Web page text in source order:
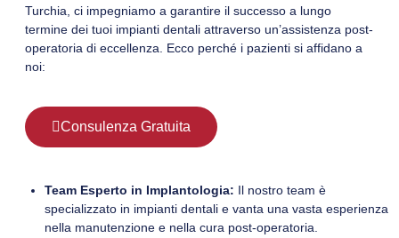
Turchia, ci impegniamo a garantire il successo a lungo
termine dei tuoi impianti dentali attraverso un’assistenza post-
operatoria di eccellenza. Ecco perché i pazienti si affidano a
noi:
Consulenza Gratuita
Team Esperto in Implantologia: Il nostro team è
specializzato in impianti dentali e vanta una vasta esperienza
nella manutenzione e nella cura post-operatoria.